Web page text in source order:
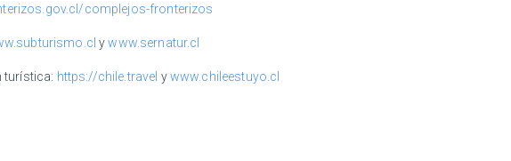
complejos-fronterizos
ywww.sernatur.cl
turística: https://chile.travel ywww.chileestuyo.cl